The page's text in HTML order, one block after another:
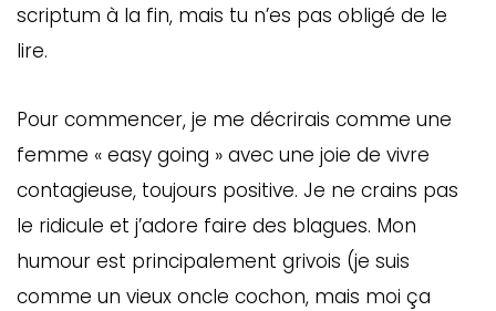
scriptum à la fin, mais tu n’es pas obligé de le
lire.
Pour commencer, je me décrirais comme une
femme « easy going » avec une joie de vivre
contagieuse, toujours positive. Je ne crains pas
le ridicule et j’adore faire des blagues. Mon
humour est principalement grivois (je suis
comme un vieux oncle cochon, mais moi ça